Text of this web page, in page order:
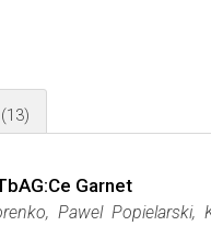
(13)
Garnet
Pawel